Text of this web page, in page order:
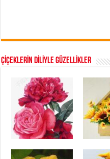
ÇİÇEKLERİN DİLİYLE GÜZELLİKLER